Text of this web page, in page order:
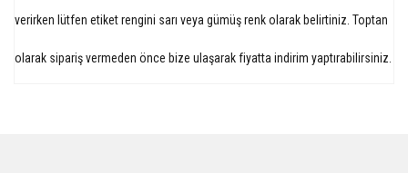
verirken lütfen etiket rengini sarı veya gümüş renk olarak belirtiniz. Toptan
olarak sipariş vermeden önce bize ulaşarak fiyatta indirim yaptırabilirsiniz.